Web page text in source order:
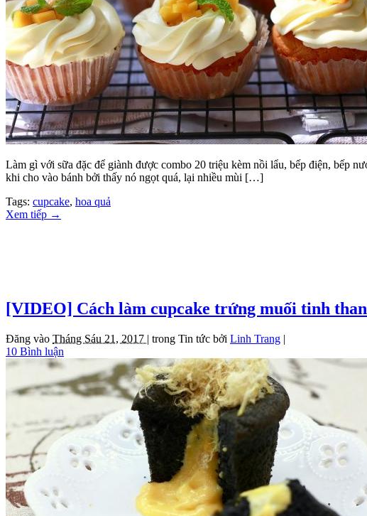
Làm gì với sữa đặc để giành được combo 20 triệu kèm nồi lẩu, bếp điện, bếp
khi cho vào bánh bởi thấy nó ngọt quá, lại nhiều mùi […]
Tags: cupcake, hoa quả
Xem tiếp →
[VIDEO] Cách làm cupcake trứng muối tinh
Đăng vào Tháng Sáu 21, 2017 | trong Tin tức bởi Linh Trang |
10 Bình luận